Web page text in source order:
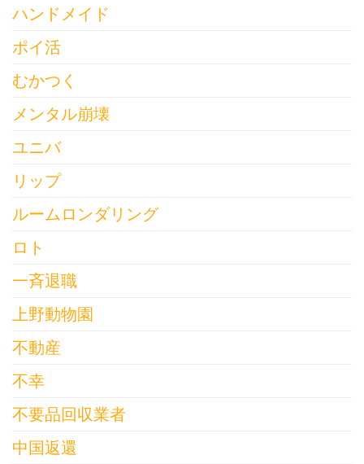
ハンドメイド
ポイ活
むかつく
メンタル崩壊
ユニバ
リップ
ルームロンダリング
ロト
一斉退職
上野動物園
不動産
不幸
不要品回収業者
中国返還